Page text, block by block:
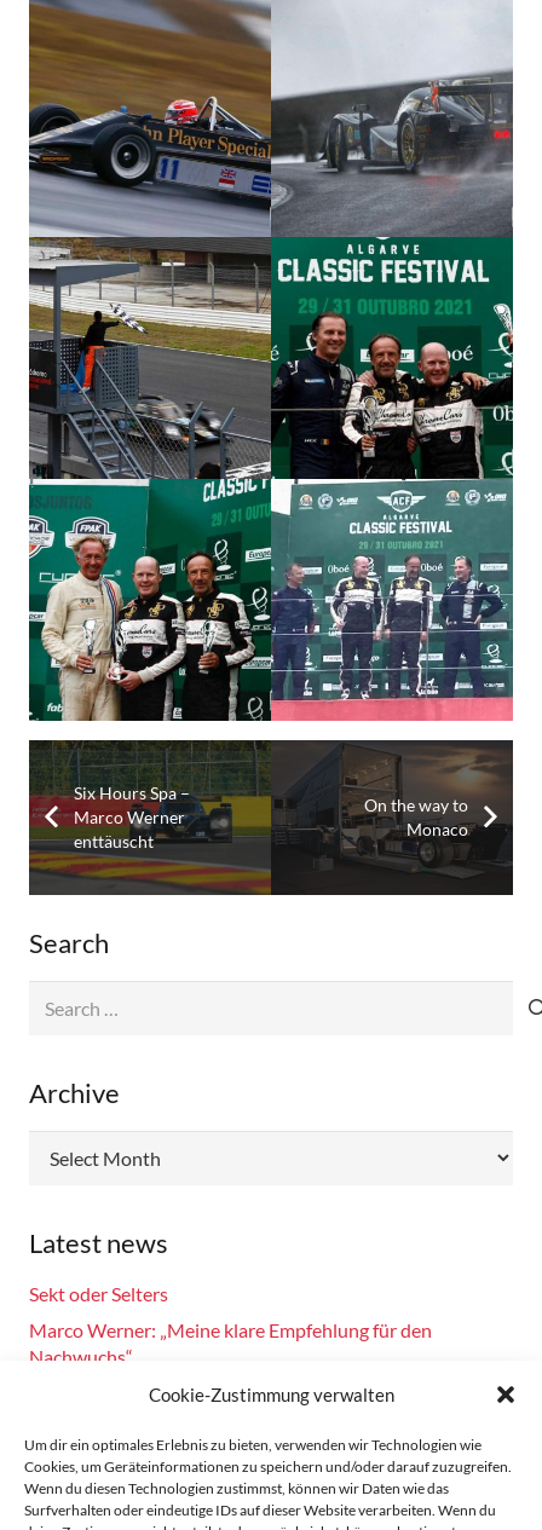
Cookie-Zustimmung verwalten
Um dir ein optimales Erlebnis zu bieten, verwenden wir Technologien wie
Cookies, um Geräteinformationen zu speichern und/oder darauf zuzugreifen.
Wenn du diesen Technologien zustimmst, können wir Daten wie das
Surfverhalten oder eindeutige IDs auf dieser Website verarbeiten. Wenn du
Six Hours Spa –
Marco Werner
enttäuscht
On the way to
Monaco
Search
Archive
Latest news
Sekt oder Selters
Marco Werner: „Meine klare Empfehlung für den
Nachwuchs“
Fahrsicherheitstraining am 14.10.2024
Motorsport!
Zandvoort: Marco Werner meldet sich mit Siegen in der
Masters Serie zurück